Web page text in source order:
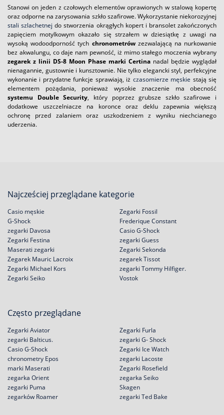
Stanowi on jeden z czołowych elementów oprawionych w stalową kopertę
oraz odporne na zarysowania szkło szafirowe. Wykorzystanie niekorozyjnej
stali szlachetnej do stworzenia okrągłych kopert i bransolet zakończonych
zapięciem motylkowym okazało się strzałem w dziesiątkę z uwagi na
wysoką wodoodporność tych chronometrówzezwalającą na nurkowanie
bez akwalungu, co daje nam pewność, iż mimo stałego moczenia wybrany
zegarek z linii DS-8 Moon Phase marki Certina nadal będzie wyglądał
nienagannie, gustownie i kunsztownie. Nie tylko elegancki styl, perfekcyjne
wykonanie i przydatne funkcje sprawiają, iż czasomierze męskie stają się
elementem pożądania, ponieważ wysokie znaczenie ma obecność
systemu Double Security, który poprzez grubsze szkło szafirowe i
dodatkowe uszczelniacze na koronce oraz deklu zapewnia większą
ochronę przed zalaniem oraz uszkodzeniem z wyniku niechcianego
uderzenia.
Najcześciej przeglądane kategorie
Casio męskie
G-Shock
zegarki Davosa
Zegarki Festina
Zegarki Fossil
Frederique Constant
Casio G-Shock
zegarki Guess
Maserati zegarki
Zegarek Mauric Lacroix
Zegarki Michael Kors
Zegarki Seiko
Zegarki Sekonda
zegarek Tissot
zegarki Tommy Hilfiger.
Vostok
Często przeglądane
Zegarki Aviator
zegarki Balticus.
Casio G-Shock
chronometry Epos
Zegarki Furla
zegarki G- Shock
Zegarki Ice Watch
zegarki Lacoste
marki Maserati
zegarka Orient
zegarki Puma
zegarków Roamer
Zegarki Rosefield
zegarka Seiko
Skagen
zegarki Ted Bake